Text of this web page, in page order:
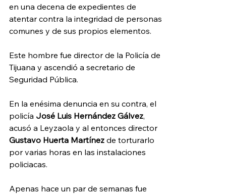
en una decena de expedientes de
atentar contra la integridad de personas
comunes y de sus propios elementos.
Este hombre fue director de la Policía de
Tijuana y ascendió a secretario de
Seguridad Pública.
En la enésima denuncia en su contra, el
policía José Luis Hernández Gálvez,
acusó a Leyzaola y al entonces director
Gustavo Huerta Martínez de torturarlo
por varias horas en las instalaciones
policiacas.
Apenas hace un par de semanas fue